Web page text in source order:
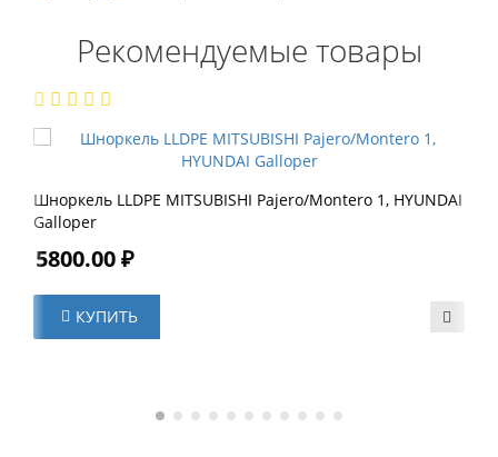
Рекомендуемые товары
Шноркель LLDPE MITSUBISHI Pajero/Montero 1, HYUNDAI
Galloper
5800.00 ₽
КУПИТЬ